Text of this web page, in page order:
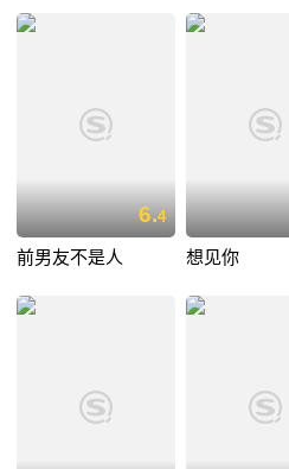
6.4
前男友不是人 想见你